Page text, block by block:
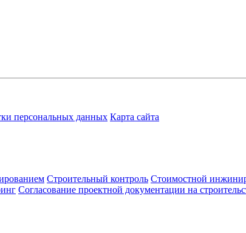
персональных данных Карта сайта
Строительный контроль Стоимостной
Согласование проектной документации на